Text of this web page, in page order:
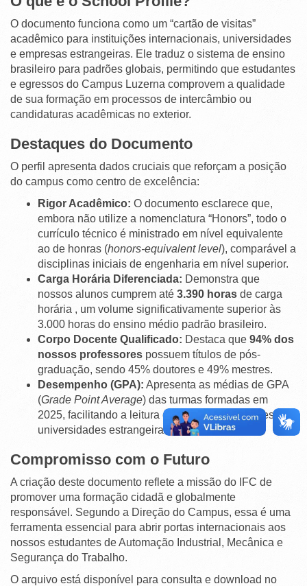
O documento funciona como um “cartão de visitas”
acadêmico para instituições internacionais, universidades
e empresas estrangeiras. Ele traduz o sistema de ensino
brasileiro para padrões globais, permitindo que estudantes
e egressos do Campus Luzerna comprovem a qualidade
de sua formação em processos de intercâmbio ou
candidaturas acadêmicas no exterior.
Destaques do Documento
O perfil apresenta dados cruciais que reforçam a posição
do campus como centro de excelência:
Rigor Acadêmico: O documento esclarece que,
embora não utilize a nomenclatura “Honors”, todo o
currículo técnico é ministrado em nível equivalente
ao de honras (honors-equivalent level), comparável a
disciplinas iniciais de engenharia em nível superior.
Carga Horária Diferenciada: Demonstra que
nossos alunos cumprem até 3.390 horas de carga
horária , um volume significativamente superior às
3.000 horas do ensino médio padrão brasileiro.
Corpo Docente Qualificado: Destaca que 94% dos
nossos professores possuem títulos de pós-
graduação, sendo 45% doutores e 49% mestres.
Desempenho (GPA): Apresenta as médias de GPA
(Grade Point Average) das turmas formadas em
2025, facilitando a leitura de históricos escolares por
universidades estrangeiras.
Compromisso com o Futuro
A criação deste documento reflete a missão do IFC de
promover uma formação cidadã e globalmente
responsável. Segundo a Direção do Campus, essa é uma
ferramenta essencial para abrir portas internacionais aos
nossos estudantes de Automação Industrial, Mecânica e
Segurança do Trabalho.
O arquivo está disponível para consulta e download no